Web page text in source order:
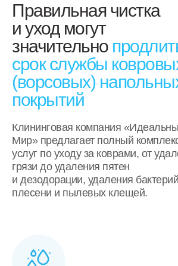
Правильная чистка
и уход могут
значительно
срок службы
(ворсовых)
покрытий
Клининговая компания
Мир» предлагает полный
услуг по уходу за коврами, от
грязи до удаления пятен
и дезодорации, удаления
плесени и пылевых клещей.